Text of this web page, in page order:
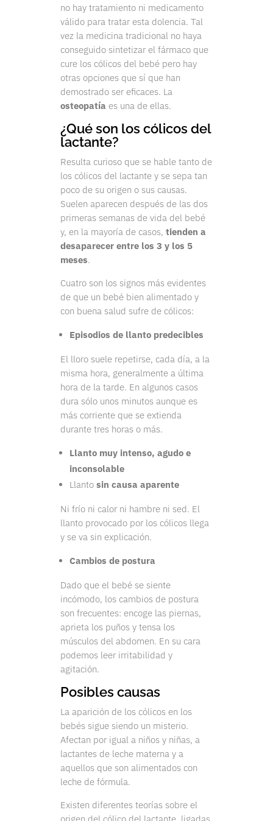
no hay tratamiento ni medicamento
válido para tratar esta dolencia. Tal
vez la medicina tradicional no haya
conseguido sintetizar el fármaco que
cure los cólicos del bebé pero hay
otras opciones que sí que han
demostrado ser eficaces. La
osteopatía es una de ellas.
¿Qué son los cólicos del
lactante?
Resulta curioso que se hable tanto de
los cólicos del lactante y se sepa tan
poco de su origen o sus causas.
Suelen aparecen después de las dos
primeras semanas de vida del bebé
y, en la mayoría de casos, tienden a
desaparecer entre los 3 y los 5
meses.
Cuatro son los signos más evidentes
de que un bebé bien alimentado y
con buena salud sufre de cólicos:
Episodios de llanto predecibles
El lloro suele repetirse, cada día, a la
misma hora, generalmente a última
hora de la tarde. En algunos casos
dura sólo unos minutos aunque es
más corriente que se extienda
durante tres horas o más.
Llanto muy intenso, agudo e
inconsolable
Llanto sin causa aparente
Ni frío ni calor ni hambre ni sed. El
llanto provocado por los cólicos llega
y se va sin explicación.
Cambios de postura
Dado que el bebé se siente
incómodo, los cambios de postura
son frecuentes: encoge las piernas,
aprieta los puños y tensa los
músculos del abdomen. En su cara
podemos leer irritabilidad y
agitación.
Posibles causas
La aparición de los cólicos en los
bebés sigue siendo un misterio.
Afectan por igual a niños y niñas, a
lactantes de leche materna y a
aquellos que son alimentados con
leche de fórmula.
Existen diferentes teorías sobre el